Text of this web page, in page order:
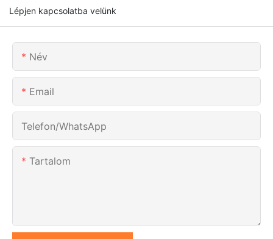
Lépjen kapcsolatba velünk
Név
Email
Telefon/WhatsApp
Tartalom